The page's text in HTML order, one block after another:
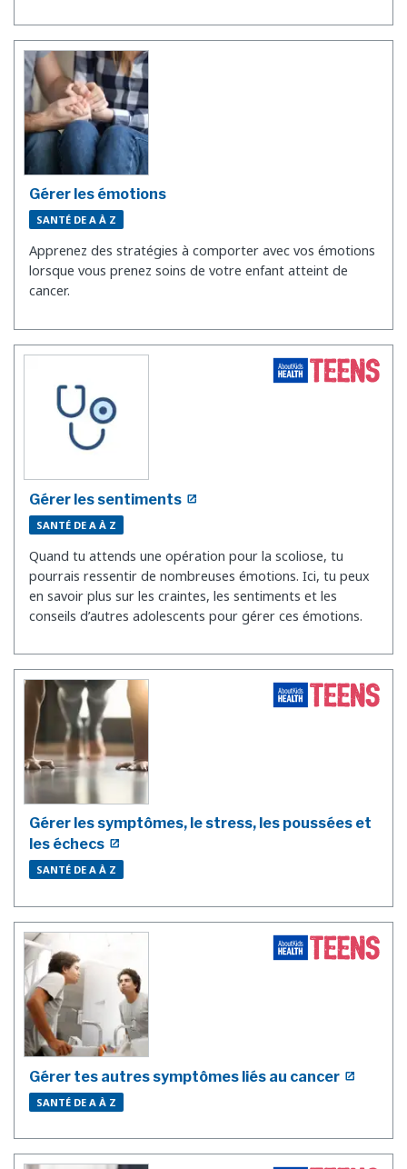
Gérer les émotions
SANTÉ DE A À Z
Apprenez des stratégies à comporter avec vos émotions
lorsque vous prenez soins de votre enfant atteint de
cancer.
Gérer les sentiments
SANTÉ DE A À Z
Quand tu attends une opération pour la scoliose, tu
pourrais ressentir de nombreuses émotions. Ici, tu peux
en savoir plus sur les craintes, les sentiments et les
conseils d’autres adolescents pour gérer ces émotions.
Gérer les symptômes, le stress, les poussées et
les échecs
SANTÉ DE A À Z
Gérer tes autres symptômes liés au cancer
SANTÉ DE A À Z